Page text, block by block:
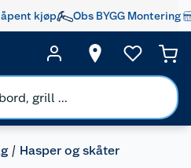
åpent kjøp Obs BYGG Montering
Hasper og skåter